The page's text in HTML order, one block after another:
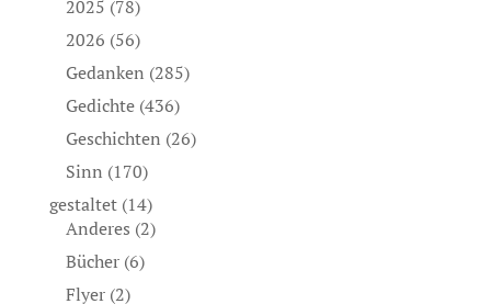
2025 (78)
2026 (56)
Gedanken (285)
Gedichte(436)
Geschichten (26)
Sinn (170)
gestaltet(14)
Anderes (2)
Bücher(6)
Flyer(2)